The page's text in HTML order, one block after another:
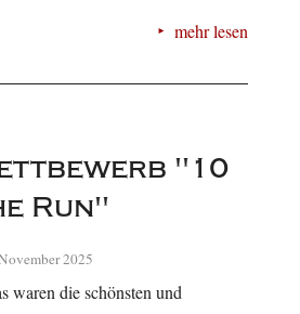
mehr lesen
"10
Run"
2025
waren die schönsten und